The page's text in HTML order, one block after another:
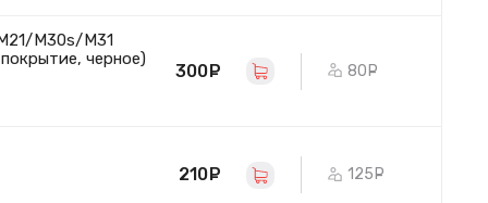
M30s/M31
черное)
300 руб. 80
210 руб. 125